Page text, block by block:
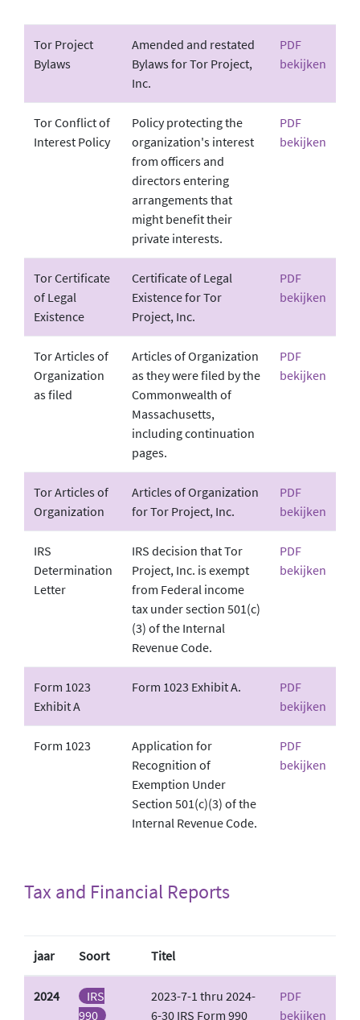
Tor Project
Bylaws
Amended and restated
Bylaws for Tor Project,
Inc.
PDF
bekijken
Tor Conflict of
Interest Policy
Policy protecting the
organization's interest
from officers and
directors entering
arrangements that
might benefit their
private interests.
PDF
bekijken
Tor Certificate
of Legal
Existence
Certificate of Legal
Existence for Tor
Project, Inc.
PDF
bekijken
Tor Articles of
Organization
as filed
Articles of Organization
as they were filed by the
Commonwealth of
Massachusetts,
including continuation
pages.
PDF
bekijken
Tor Articles of
Organization
Articles of Organization
for Tor Project, Inc.
PDF
bekijken
IRS
Determination
Letter
IRS decision that Tor
Project, Inc. is exempt
from Federal income
tax under section 501(c)
(3) of the Internal
Revenue Code.
PDF
bekijken
Form 1023
Exhibit A
Form 1023 Exhibit A.
PDF
bekijken
Form 1023
Application for
Recognition of
Exemption Under
Section 501(c)(3) of the
Internal Revenue Code.
PDF
bekijken
Tax and Financial Reports
jaar Soort Titel
2024
IRS
990
2023-7-1 thru 2024-
6-30 IRS Form 990
PDF
bekijken